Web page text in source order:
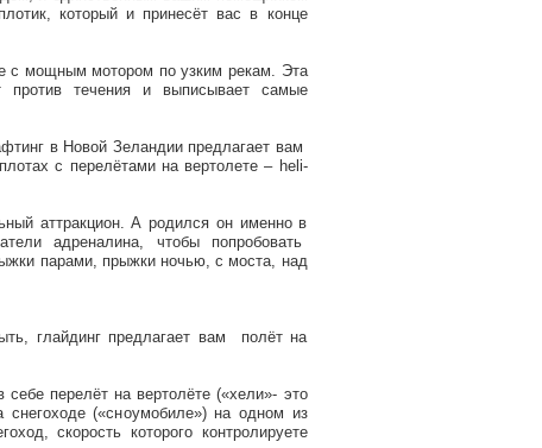
который и принесёт вас в конце
с мощным мотором по узким рекам. Эта
течения и выписывает самые
в Новой Зеландии предлагает вам
с перелётами на вертолете – heli-
аттракцион. А родился он именно в
адреналина, чтобы попробовать
парами, прыжки ночью, с моста, над
глайдинг предлагает вам полёт на
перелёт на вертолёте («хели»- это
снегоходе («сноумобиле») на одном из
скорость которого контролируете